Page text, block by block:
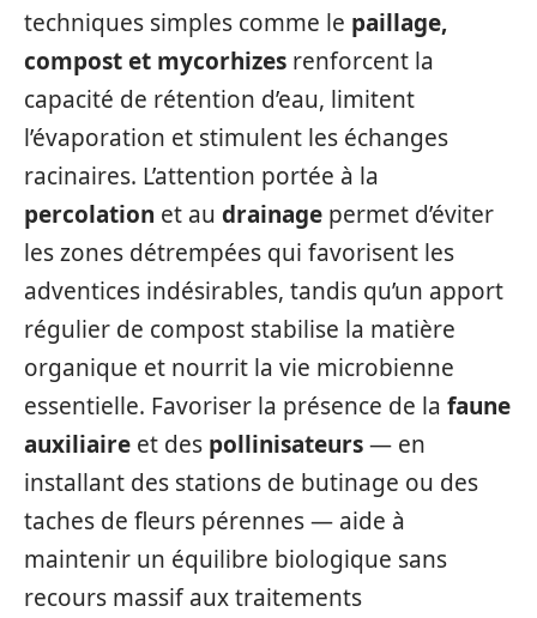
techniques simples comme le paillage,
compost et mycorhizes renforcent la
capacité de rétention d’eau, limitent
l’évaporation et stimulent les échanges
racinaires. L’attention portée à la
percolation et au drainage permet d’éviter
les zones détrempées qui favorisent les
adventices indésirables, tandis qu’un apport
régulier de compost stabilise la matière
organique et nourrit la vie microbienne
essentielle. Favoriser la présence de la faune
auxiliaire et des pollinisateurs— en
installant des stations de butinage ou des
taches de fleurs pérennes — aide à
maintenir un équilibre biologique sans
recours massif aux traitements